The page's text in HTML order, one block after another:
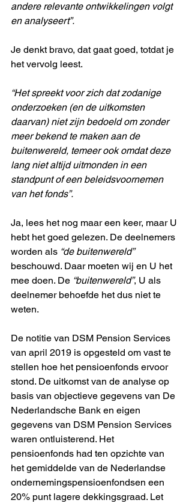
andere relevante ontwikkelingen volgt
en analyseert”.
Je denkt bravo, dat gaat goed, totdat je
het vervolg leest.
“Het spreekt voor zich dat zodanige
onderzoeken (en de uitkomsten
daarvan) niet zijn bedoeld om zonder
meer bekend te maken aan de
buitenwereld, temeer ook omdat deze
lang niet altijd uitmonden in een
standpunt of een beleidsvoornemen
van het fonds”.
Ja, lees het nog maar een keer, maar U
hebt het goed gelezen. De deelnemers
worden als “de buitenwereld”
beschouwd. Daar moeten wij en U het
mee doen. De “buitenwereld”, U als
deelnemer behoefde het dus niet te
weten.
De notitie van DSM Pension Services
van april 2019 is opgesteld om vast te
stellen hoe het pensioenfonds ervoor
stond. De uitkomst van de analyse op
basis van objectieve gegevens van De
Nederlandsche Bank en eigen
gegevens van DSM Pension Services
waren ontluisterend. Het
pensioenfonds had ten opzichte van
het gemiddelde van de Nederlandse
ondernemingspensioenfondsen een
20% punt lagere dekkingsgraad. Let